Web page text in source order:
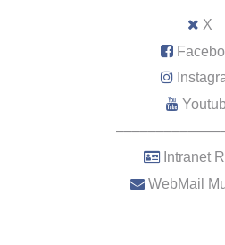
X
Intranet
WebMail